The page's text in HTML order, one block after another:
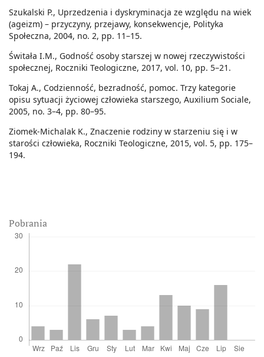
Pobrania
Szukalski P., Uprzedzenia i dyskryminacja ze względu na wiek
(ageizm) – przyczyny, przejawy, konsekwencje, Polityka
Społeczna, 2004, no. 2, pp. 11–15.
Świtała I.M., Godność osoby starszej w nowej rzeczywistości
społecznej, Roczniki Teologiczne, 2017, vol. 10, pp. 5–21.
Tokaj A., Codzienność, bezradność, pomoc. Trzy kategorie
opisu sytuacji życiowej człowieka starszego, Auxilium Sociale,
2005, no. 3–4, pp. 80–95.
Ziomek-Michalak K., Znaczenie rodziny w starzeniu się i w
starości człowieka, Roczniki Teologiczne, 2015, vol. 5, pp. 175–
194.